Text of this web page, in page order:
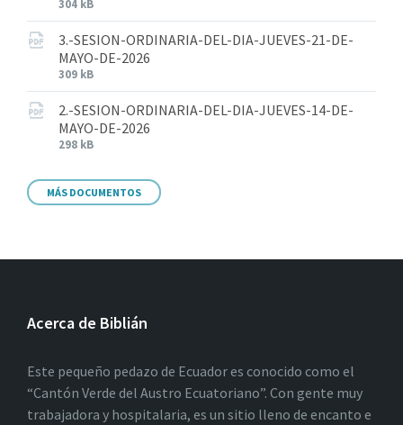
304 kB
3.-SESION-ORDINARIA-DEL-DIA-JUEVES-21-DE-
MAYO-DE-2026
309 kB
2.-SESION-ORDINARIA-DEL-DIA-JUEVES-14-DE-
MAYO-DE-2026
298 kB
MÁS DOCUMENTOS
Acerca de Biblián
Este pequeño pedazo de Ecuador es conocido como el
“Cantón Verde del Austro Ecuatoriano”. Con gente muy
trabajadora y hospitalaria, es un sitio lleno de encanto e